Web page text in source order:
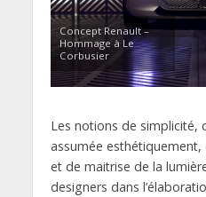
Concept Renault –
Hommage à Le
Corbusier
Les notions de simplicité,
assumée esthétiquement,
et de maitrise de la
designers dans